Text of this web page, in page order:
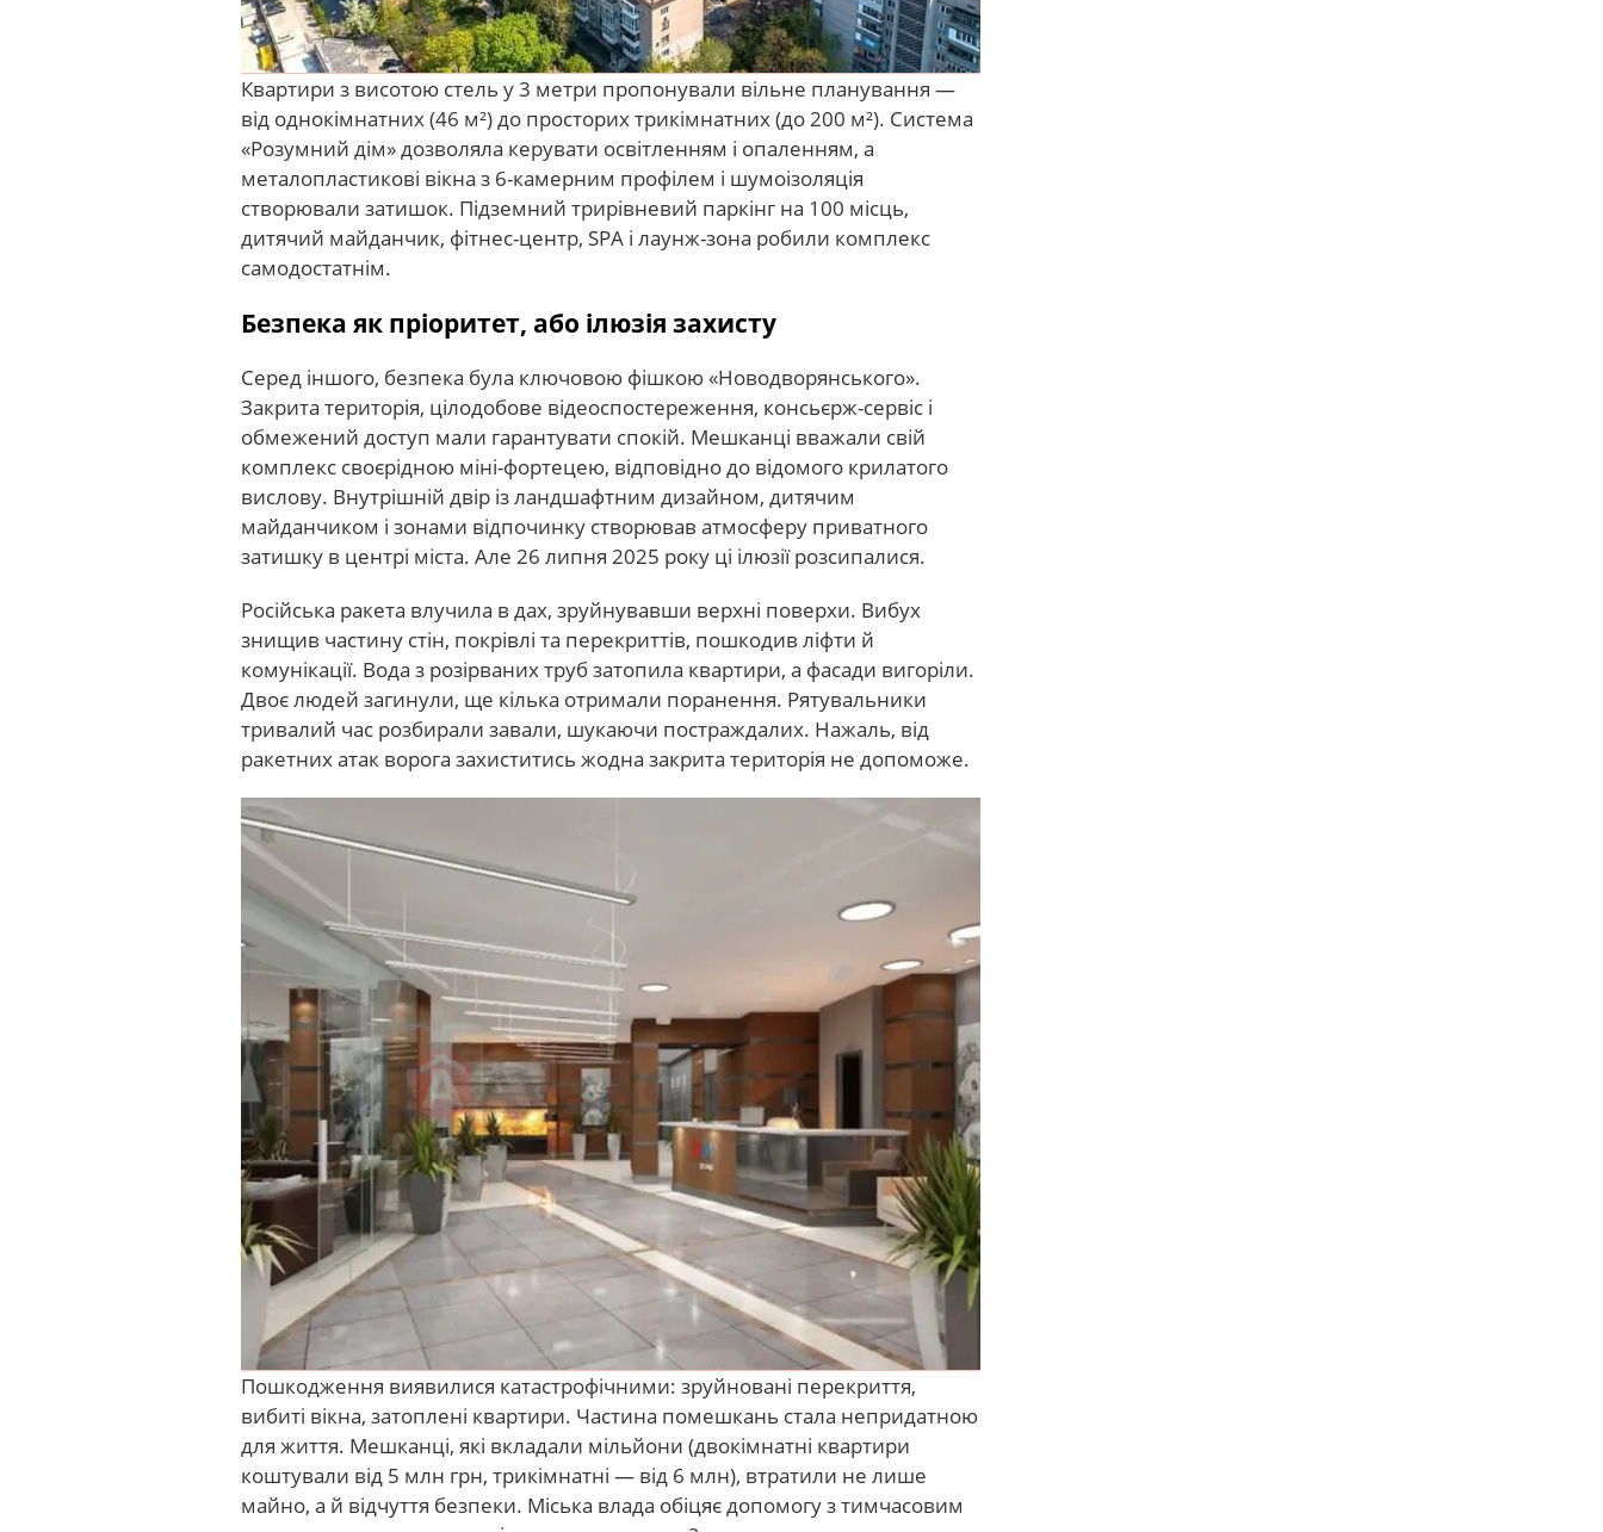
Квартири з висотою стель у 3 метри пропонували вільне планування —
від однокімнатних (46 м²) до просторих трикімнатних (до 200 м²). Система
«Розумний дім» дозволяла керувати освітленням і опаленням, а
металопластикові вікна з 6-камерним профілем і шумоізоляція
створювали затишок. Підземний трирівневий паркінг на 100 місць,
дитячий майданчик, фітнес-центр, SPA і лаунж-зона робили комплекс
самодостатнім.
Безпека як пріоритет, або ілюзія захисту
Серед іншого, безпека була ключовою фішкою «Новодворянського».
Закрита територія, цілодобове відеоспостереження, консьєрж-сервіс і
обмежений доступ мали гарантувати спокій. Мешканці вважали свій
комплекс своєрідною міні-фортецею, відповідно до відомого крилатого
вислову. Внутрішній двір із ландшафтним дизайном, дитячим
майданчиком і зонами відпочинку створював атмосферу приватного
затишку в центрі міста. Але 26 липня 2025 року ці ілюзії розсипалися.
Російська ракета влучила в дах, зруйнувавши верхні поверхи. Вибух
знищив частину стін, покрівлі та перекриттів, пошкодив ліфти й
комунікації. Вода з розірваних труб затопила квартири, а фасади вигоріли.
Двоє людей загинули, ще кілька отримали поранення. Рятувальники
тривалий час розбирали завали, шукаючи постраждалих. Нажаль, від
ракетних атак ворога захиститись жодна закрита територія не допоможе.
Пошкодження виявилися катастрофічними: зруйновані перекриття,
вибиті вікна, затоплені квартири. Частина помешкань стала непридатною
для життя. Мешканці, які вкладали мільйони (двокімнатні квартири
коштували від 5 млн грн, трикімнатні — від 6 млн), втратили не лише
майно, а й відчуття безпеки. Міська влада обіцяє допомогу з тимчасовим